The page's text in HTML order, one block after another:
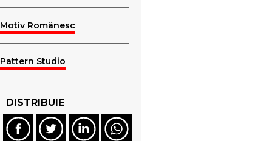
Motiv Românesc
Pattern Studio
DISTRIBUIE